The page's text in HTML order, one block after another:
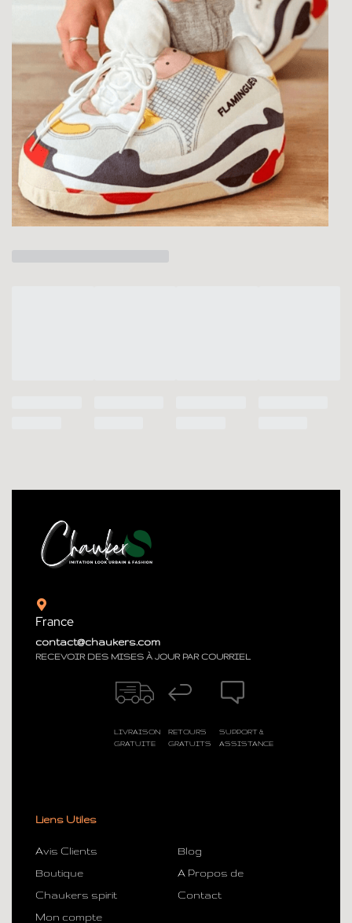
France
contact@chaukers.com
RECEVOIR DES MISES À JOUR PAR COURRIEL
LIVRAISON
GRATUITE
RETOURS
GRATUITS
SUPPORT &
ASSISTANCE
Liens Utiles
Avis Clients
Blog
Boutique
A Propos de
Chaukers spirit
Contact
Mon compte